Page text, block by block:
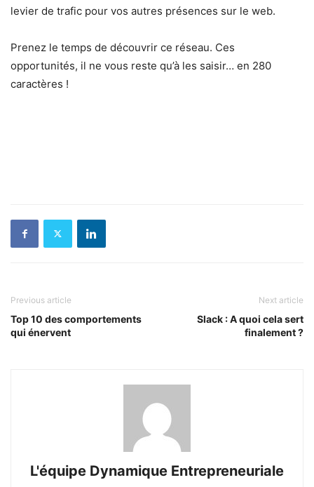
levier de trafic pour vos autres présences sur le web.
Prenez le temps de découvrir ce réseau. Ces
opportunités, il ne vous reste qu’à les saisir… en 280
caractères !
Previous article
Top 10 des comportements
qui énervent
Next article
Slack : A quoi cela sert
finalement ?
L'équipe Dynamique Entrepreneuriale